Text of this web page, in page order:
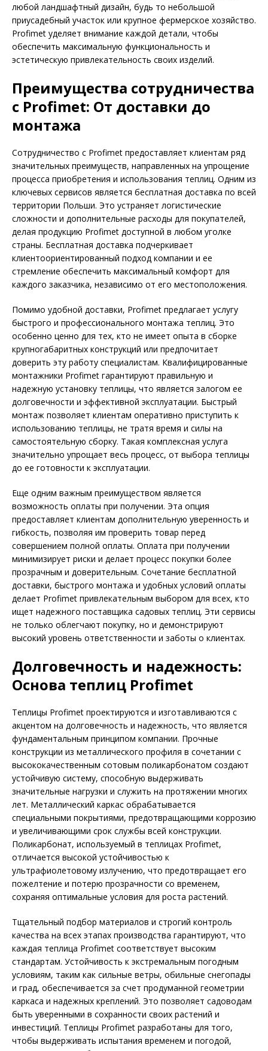
любой ландшафтный дизайн, будь то небольшой
приусадебный участок или крупное фермерское хозяйство.
Profimet уделяет внимание каждой детали, чтобы
обеспечить максимальную функциональность и
эстетическую привлекательность своих изделий.
Преимущества сотрудничества
с Profimet: От доставки до
монтажа
Сотрудничество с Profimet предоставляет клиентам ряд
значительных преимуществ, направленных на упрощение
процесса приобретения и использования теплиц. Одним из
ключевых сервисов является бесплатная доставка по всей
территории Польши. Это устраняет логистические
сложности и дополнительные расходы для покупателей,
делая продукцию Profimet доступной в любом уголке
страны. Бесплатная доставка подчеркивает
клиентоориентированный подход компании и ее
стремление обеспечить максимальный комфорт для
каждого заказчика, независимо от его местоположения.
Помимо удобной доставки, Profimet предлагает услугу
быстрого и профессионального монтажа теплиц. Это
особенно ценно для тех, кто не имеет опыта в сборке
крупногабаритных конструкций или предпочитает
доверить эту работу специалистам. Квалифицированные
монтажники Profimet гарантируют правильную и
надежную установку теплицы, что является залогом ее
долговечности и эффективной эксплуатации. Быстрый
монтаж позволяет клиентам оперативно приступить к
использованию теплицы, не тратя время и силы на
самостоятельную сборку. Такая комплексная услуга
значительно упрощает весь процесс, от выбора теплицы
до ее готовности к эксплуатации.
Еще одним важным преимуществом является
возможность оплаты при получении. Эта опция
предоставляет клиентам дополнительную уверенность и
гибкость, позволяя им проверить товар перед
совершением полной оплаты. Оплата при получении
минимизирует риски и делает процесс покупки более
прозрачным и доверительным. Сочетание бесплатной
доставки, быстрого монтажа и удобных условий оплаты
делает Profimet привлекательным выбором для всех, кто
ищет надежного поставщика садовых теплиц. Эти сервисы
не только облегчают покупку, но и демонстрируют
высокий уровень ответственности и заботы о клиентах.
Долговечность и надежность:
Основа теплиц Profimet
Теплицы Profimet проектируются и изготавливаются с
акцентом на долговечность и надежность, что является
фундаментальным принципом компании. Прочные
конструкции из металлического профиля в сочетании с
высококачественным сотовым поликарбонатом создают
устойчивую систему, способную выдерживать
значительные нагрузки и служить на протяжении многих
лет. Металлический каркас обрабатывается
специальными покрытиями, предотвращающими коррозию
и увеличивающими срок службы всей конструкции.
Поликарбонат, используемый в теплицах Profimet,
отличается высокой устойчивостью к
ультрафиолетовому излучению, что предотвращает его
пожелтение и потерю прозрачности со временем,
сохраняя оптимальные условия для роста растений.
Тщательный подбор материалов и строгий контроль
качества на всех этапах производства гарантируют, что
каждая теплица Profimet соответствует высоким
стандартам. Устойчивость к экстремальным погодным
условиям, таким как сильные ветры, обильные снегопады
и град, обеспечивается за счет продуманной геометрии
каркаса и надежных креплений. Это позволяет садоводам
быть уверенными в сохранности своих растений и
инвестиций. Теплицы Profimet разработаны для того,
чтобы выдерживать испытания временем и погодой,